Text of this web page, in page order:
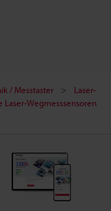
/ Messtaster
Laser-
Wegmesssensoren